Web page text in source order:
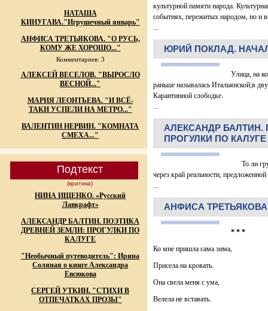
НАТАША
КИНУГАВА."Игрушечный январь"
АНФИСА ТРЕТЬЯКОВА. "О РУСЬ,
КОМУ ЖЕ ХОРОШО..."
Комментариев: 3
АЛЕКСЕЙ ВЕСЕЛОВ. "ВЫРОСЛО
ВЕСНОЙ..."
МАРИЯ ЛЕОНТЬЕВА. "И ВСЁ-
ТАКИ УСПЕЛИ НА МЕТРО..."
ВАЛЕНТИН НЕРВИН. "КОМНАТА
СМЕХА..."
Подтекст
(критика)
НИНА ИЩЕНКО. «Русский
Лавкрафт»
АЛЕКСАНДР БАЛТИН. ПОЭТИКА
ДРЕВНЕЙ ЗЕМЛИ: ПРОГУЛКИ ПО
КАЛУГЕ
"Необычный путеводитель": Ирина
Соляная о книге Александра
Евсюкова
СЕРГЕЙ УТКИН. "СТИХИ В
ОТПЕЧАТКАХ ПРОЗЫ"
культурной памяти народа.
событиях, пережитых народом, но и
...
ЮРИЙ ПОКЛАД.
Улица, на
раньше называлась Итальянской;в
Карантинной слободке.
...
АЛЕКСАНДР БАЛТИН.
ПРОГУЛКИ ПО КАЛУГЕ
То ли
через край реальности,
...
АНФИСА
* * *
Ко мне пришла сама зима,
Присела на кровать.
Она свела меня с ума,
Велела не вставать.